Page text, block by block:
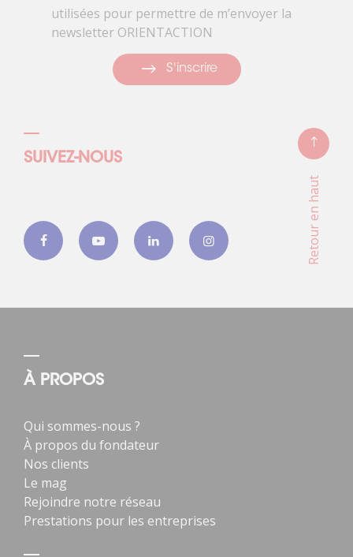
utilisées pour permettre de m’envoyer la
newsletter ORIENTACTION
S'inscrire
SUIVEZ-NOUS
Retour en haut
À PROPOS
Qui sommes-nous ?
À propos du fondateur
Nos clients
Le mag
Rejoindre notre réseau
Prestations pour les entreprises